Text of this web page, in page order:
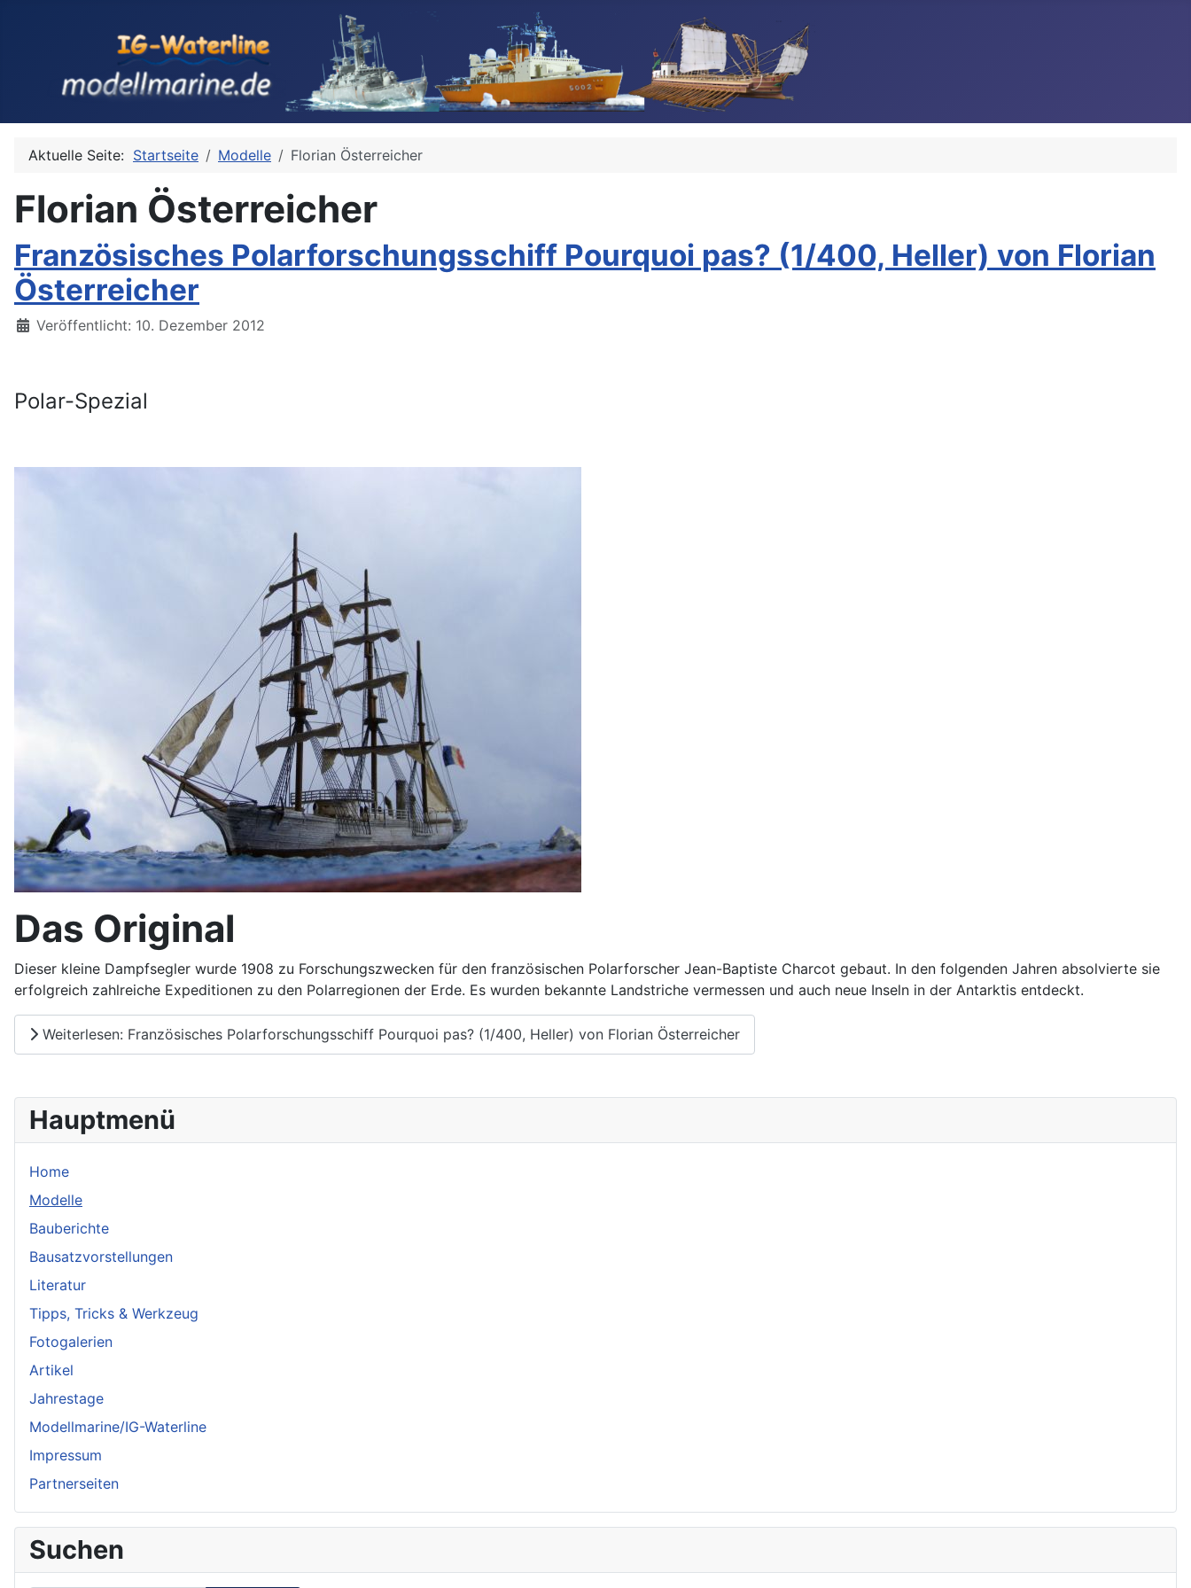
Hauptmenü
Home
Modelle
Bauberichte
Bausatzvorstellungen
Literatur
Tipps, Tricks & Werkzeug
Fotogalerien
Artikel
Jahrestage
Modellmarine/IG-Waterline
Impressum
Partnerseiten
Suchen
Aktuelle Seite: Startseite Modelle Florian Österreicher
Florian Österreicher
Französisches Polarforschungsschiff Pourquoi pas? (1/400, Heller) von Florian
Österreicher
Details
Veröffentlicht: 10. Dezember 2012
Polar-Spezial
Das Original
Dieser kleine Dampfsegler wurde 1908 zu Forschungszwecken für den französischen Polarforscher Jean-Baptiste Charcot gebaut. In den folgenden Jahren absolvierte sie
erfolgreich zahlreiche Expeditionen zu den Polarregionen der Erde. Es wurden bekannte Landstriche vermessen und auch neue Inseln in der Antarktis entdeckt.
Weiterlesen: Französisches Polarforschungsschiff Pourquoi pas? (1/400, Heller) von Florian Österreicher